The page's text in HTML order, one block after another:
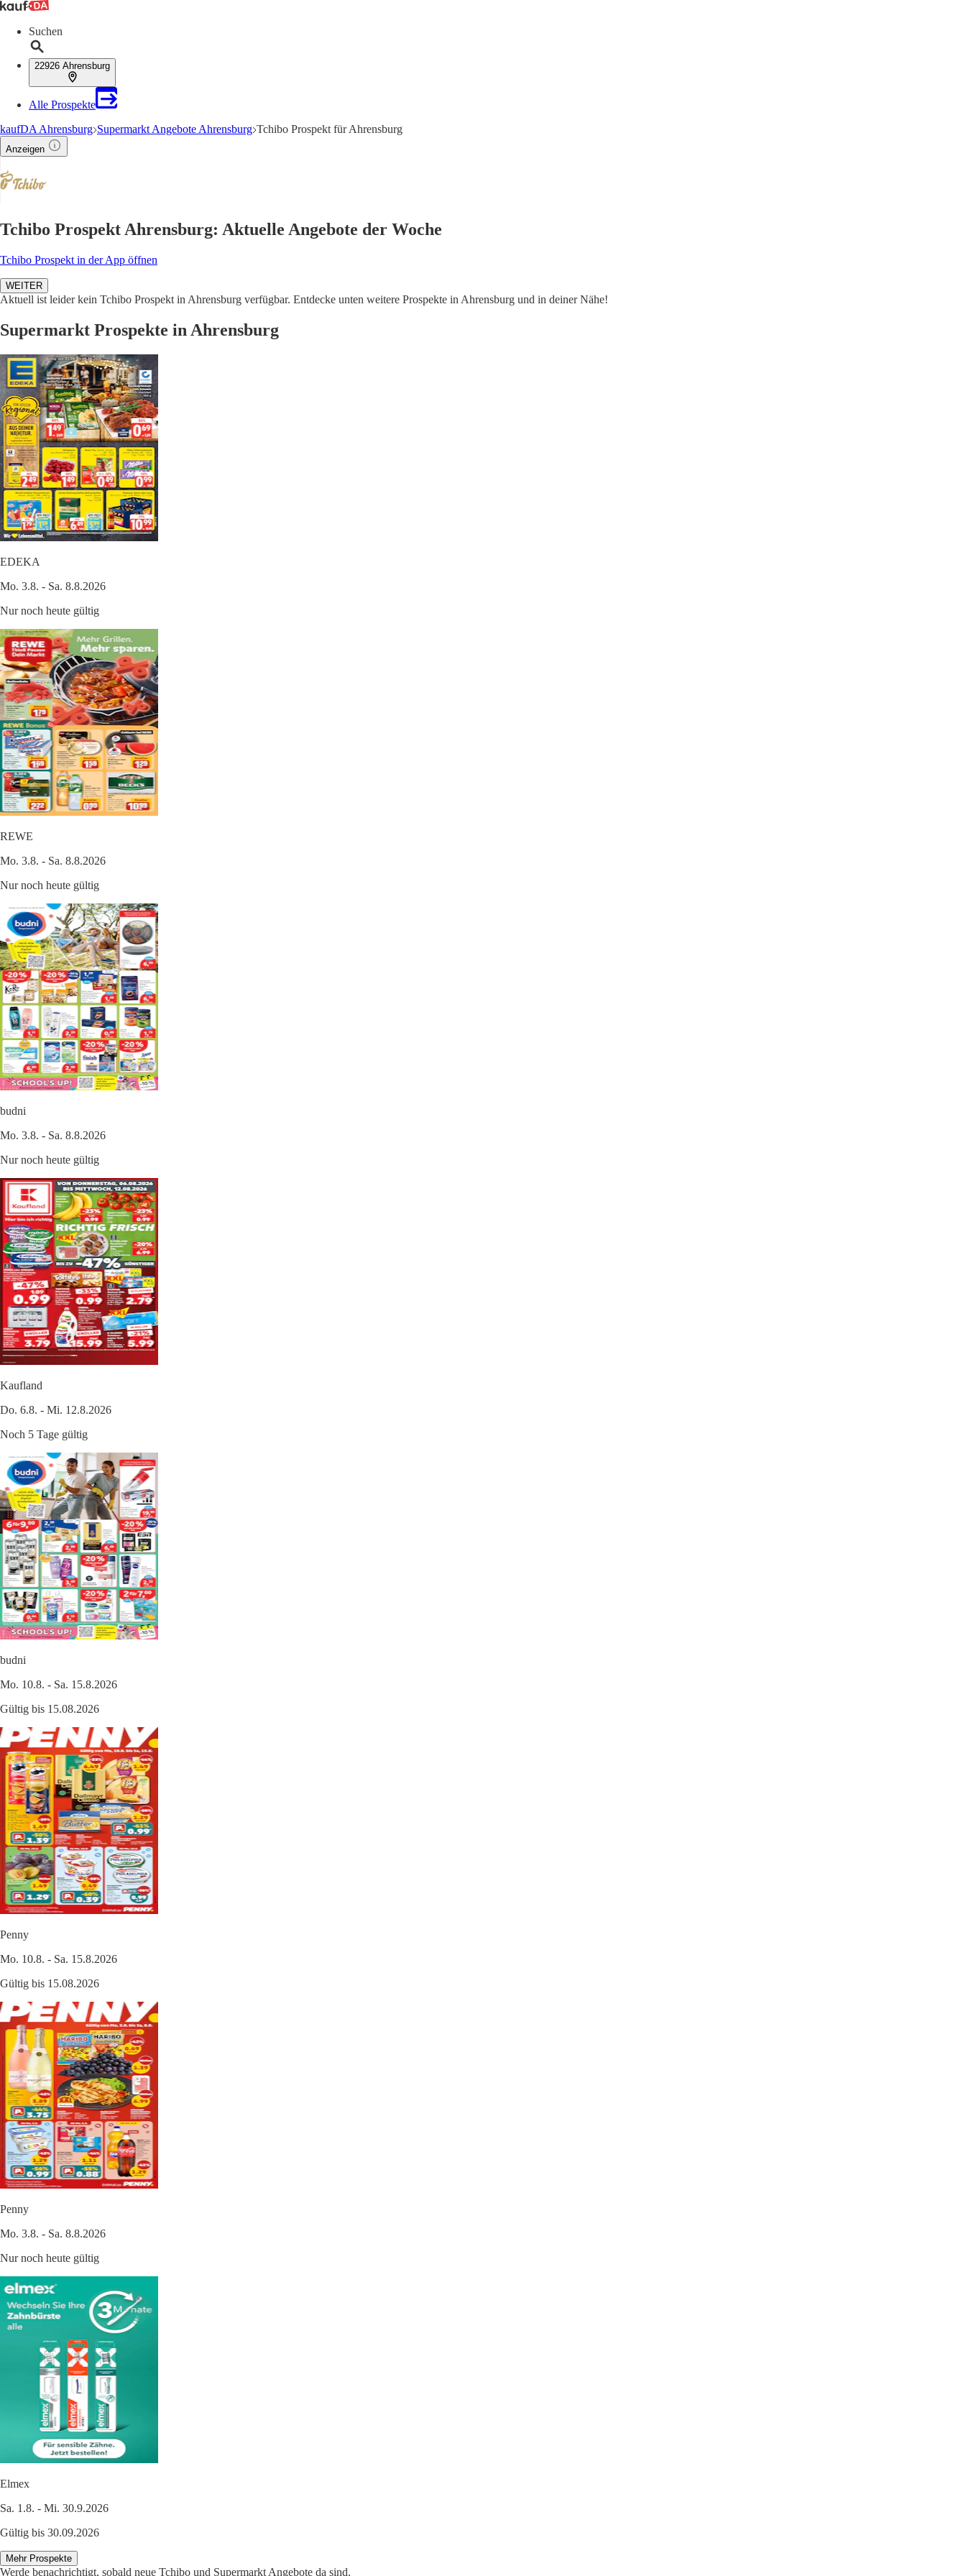
Suchen
22926 Ahrensburg
Alle Prospekte
kaufDA Ahrensburg Supermarkt Angebote Ahrensburg Tchibo Prospekt für Ahrensburg
Anzeigen
Tchibo Prospekt Ahrensburg: Aktuelle Angebote der Woche
Tchibo Prospekt in der App öffnen
WEITER
Aktuell ist leider kein Tchibo Prospekt in Ahrensburg verfügbar. Entdecke unten weitere Prospekte in Ahrensburg und in deiner Nähe!
Supermarkt Prospekte in Ahrensburg
EDEKA
Mo. 3.8. - Sa. 8.8.2026
Nur noch heute gültig
REWE
Mo. 3.8. - Sa. 8.8.2026
Nur noch heute gültig
budni
Mo. 3.8. - Sa. 8.8.2026
Nur noch heute gültig
Kaufland
Do. 6.8. - Mi. 12.8.2026
Noch 5 Tage gültig
budni
Mo. 10.8. - Sa. 15.8.2026
Gültig bis 15.08.2026
Penny
Mo. 10.8. - Sa. 15.8.2026
Gültig bis 15.08.2026
Penny
Mo. 3.8. - Sa. 8.8.2026
Nur noch heute gültig
Elmex
Sa. 1.8. - Mi. 30.9.2026
Gültig bis 30.09.2026
Mehr Prospekte
Werde benachrichtigt, sobald neue Tchibo und Supermarkt Angebote da sind.